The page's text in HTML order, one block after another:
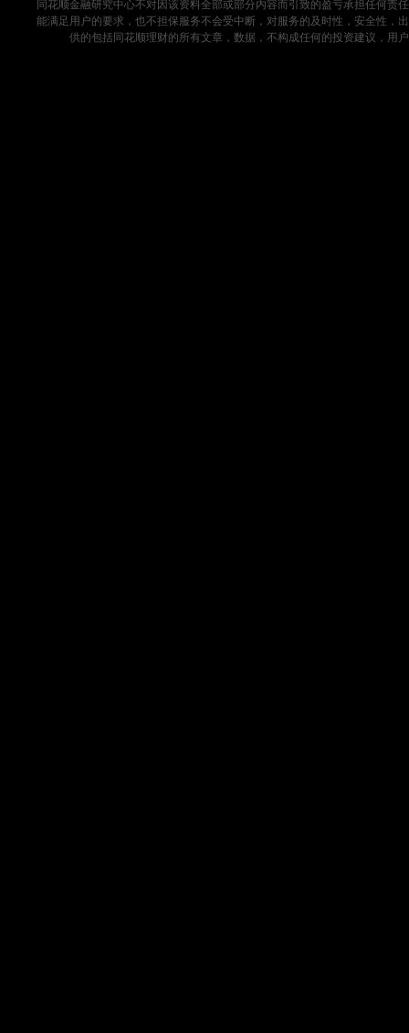
同花顺金融研究中心不对因该资料全部或部分内容而引致的盈亏承担任何
能满足用户的要求，也不担保服务不会受中断，对服务的及时性，安全性，
供的包括同花顺理财的所有文章，数据，不构成任何的投资建议，用